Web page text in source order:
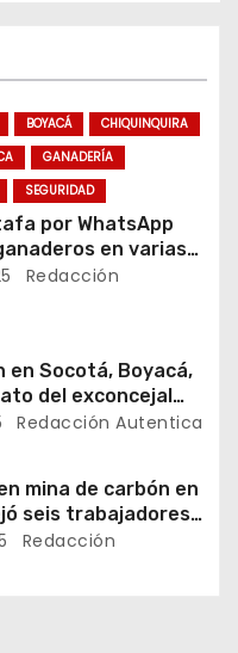
BOYACÁ
CHIQUINQUIRA
GANADERÍA
SEGURIDAD
por WhatsApp
en varias
Colombia!
Redacción
en Socotá, Boyacá,
del exconcejal
Redacción Autentica
mina de carbón en
seis trabajadores
Redacción